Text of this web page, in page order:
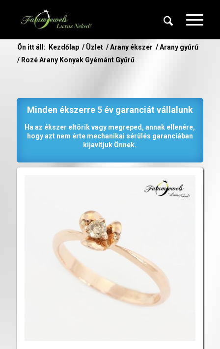
Ön itt áll: Kezdőlap / Üzlet / Arany ékszer / Arany gyűrű
/ Rozé Arany Konyak Gyémánt Gyűrű
Minden ékszerre 5 év garanciát vállalunk
Ha az ékszer eltörik vagy megreped, annak ellenére,
hogy azt nem érte mechanikai sérülés garanciában
kijavítjuk Önnek.